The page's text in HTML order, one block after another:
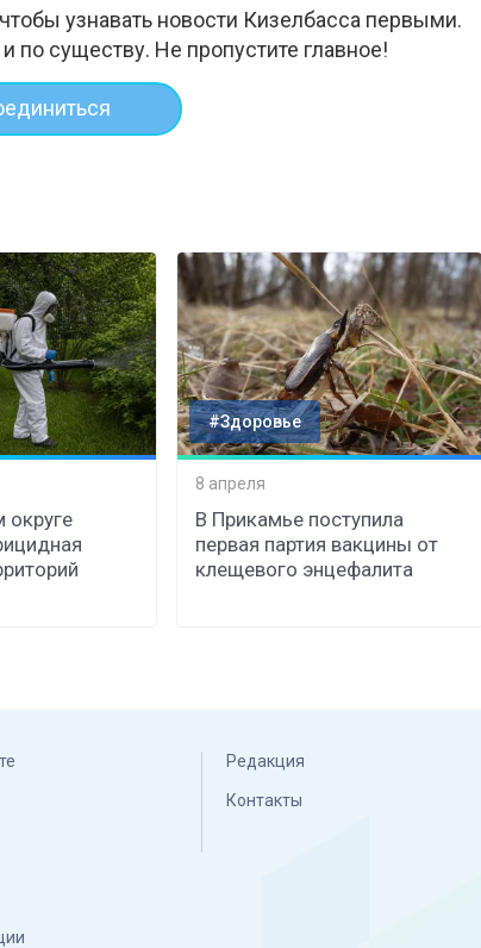
узнавать новости Кизелбасса первыми.
по существу. Не пропустите главное!
округе
#Здоровье
8 апреля
В Прикамье поступила
первая партия вакцины от
клещевого энцефалита
Редакция
Контакты